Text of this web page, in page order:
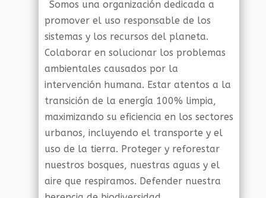
Somos una organización dedicada a
promover el uso responsable de los
sistemas y los recursos del planeta.
Colaborar en solucionar los problemas
ambientales causados por la
intervención humana. Estar atentos a la
transición de la energía 100% limpia,
maximizando su eficiencia en los sectores
urbanos, incluyendo el transporte y el
uso de la tierra. Proteger y reforestar
nuestros bosques, nuestras aguas y el
aire que respiramos. Defender nuestra